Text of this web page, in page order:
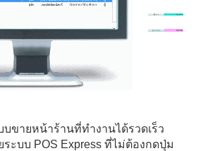
บขายหน้าร้านที่ทำงานได้รวดเร็ว
ระบบ POS Express ที่ไม่ต้องกดปุ่ม